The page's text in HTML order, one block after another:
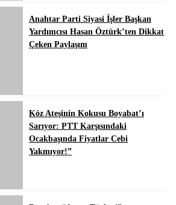
Anahtar Parti Siyasi İşler Başkan
Yardımcısı Hasan Öztürk’ten Dikkat
Çeken Paylaşım
Köz Ateşinin Kokusu Boyabat’ı
Sarıyor: PTT Karşısındaki
Ocakbaşında Fiyatlar Cebi
Yakmıyor!”